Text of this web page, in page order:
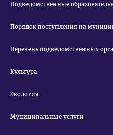
Подведомственные
Порядок поступления на
Перечень подведомственных
Культура
Экология
Муниципальные услуги